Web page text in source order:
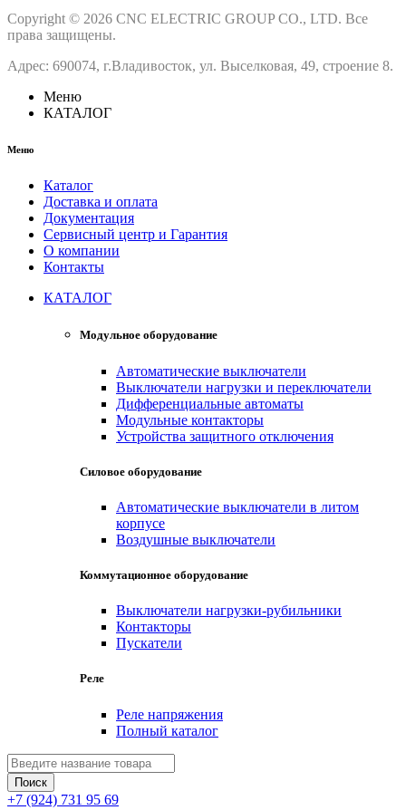
Copyright © 2026 CNC ELECTRIC GROUP CO., LTD. Все
права защищены.
Адрес: 690074, г.Владивосток, ул. Выселковая, 49, строение 8.
Меню
КАТАЛОГ
Меню
Каталог
Доставка и оплата
Документация
Сервисный центр и Гарантия
О компании
Контакты
КАТАЛОГ
Модульное оборудование
Автоматические выключатели
Выключатели нагрузки и переключатели
Дифференциальные автоматы
Модульные контакторы
Устройства защитного отключения
Силовое оборудование
Автоматические выключатели в литом
корпусе
Воздушные выключатели
Коммутационное оборудование
Выключатели нагрузки-рубильники
Контакторы
Пускатели
Реле
Реле напряжения
Полный каталог
+7 (924) 731 95 69